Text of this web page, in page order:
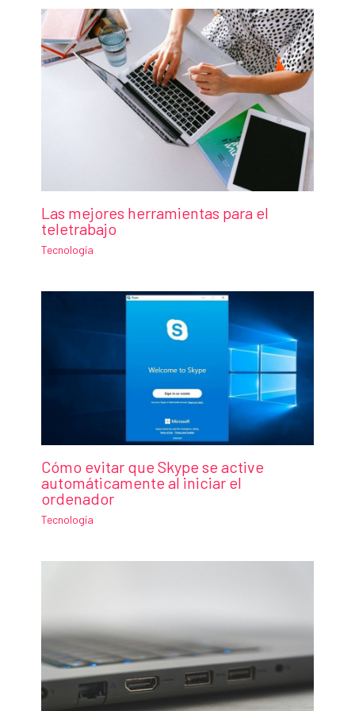
Las mejores herramientas para el
teletrabajo
Tecnología
Cómo evitar que Skype se active
automáticamente al iniciar el
ordenador
Tecnología